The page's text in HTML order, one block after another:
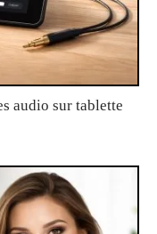
audio sur tablette